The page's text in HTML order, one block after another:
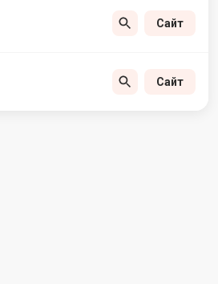
Сайт
Сайт